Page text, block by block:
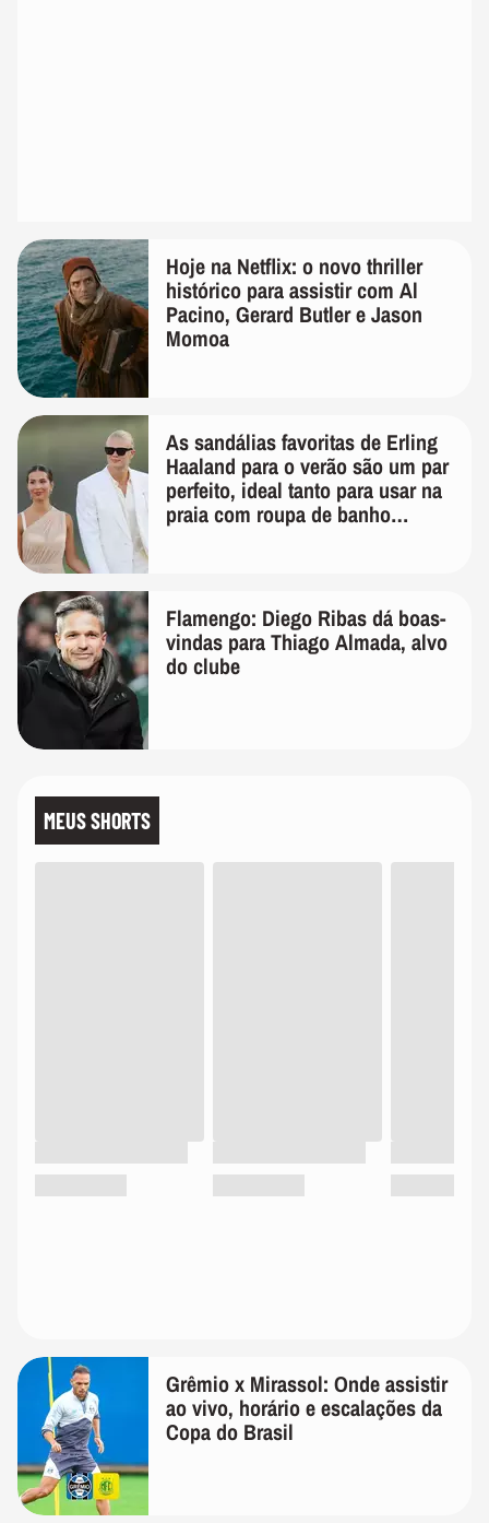
Hoje na Netflix: o novo thriller
histórico para assistir com Al
Pacino, Gerard Butler e Jason
Momoa
As sandálias favoritas de Erling
Haaland para o verão são um par
perfeito, ideal tanto para usar na
praia com roupa de banho
Flamengo: Diego Ribas dá boas-
vindas para Thiago Almada, alvo
do clube
MEUS SHORTS
Grêmio x Mirassol: Onde assistir
ao vivo, horário e escalações da
Copa do Brasil